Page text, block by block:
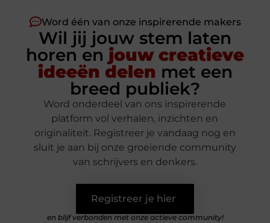
Word één van onze inspirerende makers
Wil jij jouw stem laten
horen en jouw creatieve
ideeën delen met een
breed publiek?
Word onderdeel van ons inspirerende
platform vol verhalen, inzichten en
originaliteit. Registreer je vandaag nog en
sluit je aan bij onze groeiende community
van schrijvers en denkers.
Registreer je hier
en blijf verbonden met onze actieve community!